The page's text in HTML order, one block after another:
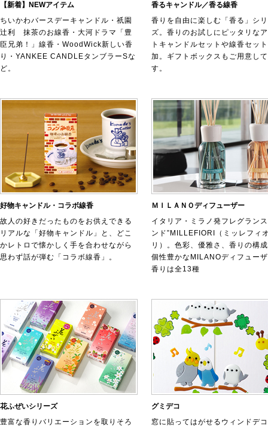
【新着】NEWアイテム
ちいかわバースデーキャンドル・祇園
辻利 抹茶のお線香・大河ドラマ「豊
臣兄弟！」線香・WoodWick新しい香
り・YANKEE CANDLEタンブラーSな
ど。
香るキャンドル／香る線香
香りを自由に楽しむ「香る」シ
ズ。香りのお試しにピッタリな
トキャンドルセットや線香セッ
加。ギフトボックスもご用意し
す。
好物キャンドル・コラボ線香
故人の好きだったものをお供えできる
リアルな「好物キャンドル」と、どこ
かレトロで懐かしく手を合わせながら
思わず話が弾む「コラボ線香」。
ＭＩＬＡＮＯディフューザー
イタリア・ミラノ発フレグラン
ンド”MILLEFIORI（ミッレフィ
リ）。色彩、優雅さ、香りの構
個性豊かなMILANOディフュー
香りは全13種
花ふぜいシリーズ
豊富な香りバリエーションを取りそろ
グミデコ
窓に貼ってはがせるウィンドデ